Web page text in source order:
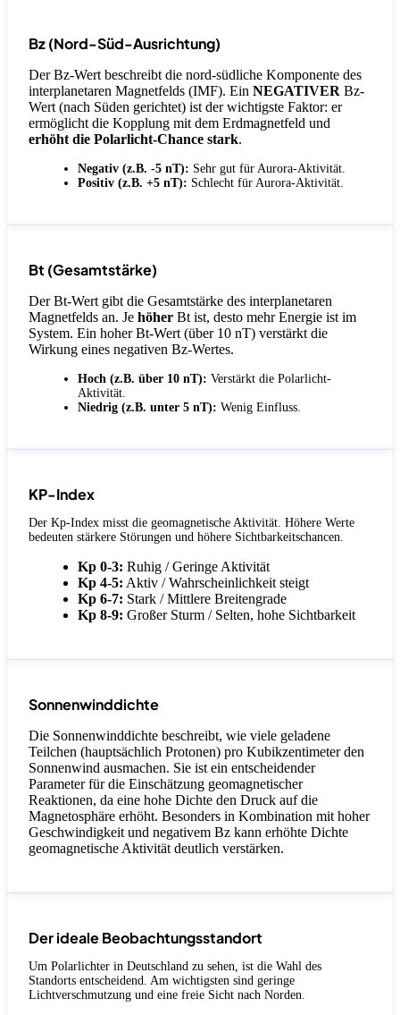
Bz (Nord-Süd-Ausrichtung)
Der Bz-Wert beschreibt die nord-südliche Komponente des
interplanetaren Magnetfelds (IMF). Ein NEGATIVER Bz-
Wert (nach Süden gerichtet) ist der wichtigste Faktor: er
ermöglicht die Kopplung mit dem Erdmagnetfeld und
erhöht die Polarlicht-Chance stark.
Negativ (z.B. -5 nT): Sehr gut für Aurora-Aktivität.
Positiv (z.B. +5 nT): Schlecht für Aurora-Aktivität.
Bt (Gesamtstärke)
Der Bt-Wert gibt die Gesamtstärke des interplanetaren
Magnetfelds an. Je höher Bt ist, desto mehr Energie ist im
System. Ein hoher Bt-Wert (über 10 nT) verstärkt die
Wirkung eines negativen Bz-Wertes.
Hoch (z.B. über 10 nT): Verstärkt die Polarlicht-
Aktivität.
Niedrig (z.B. unter 5 nT): Wenig Einfluss.
KP-Index
Der Kp-Index misst die geomagnetische Aktivität. Höhere Werte
bedeuten stärkere Störungen und höhere Sichtbarkeitschancen.
Kp 0-3: Ruhig / Geringe Aktivität
Kp 4-5: Aktiv / Wahrscheinlichkeit steigt
Kp 6-7: Stark / Mittlere Breitengrade
Kp 8-9: Großer Sturm / Selten, hohe Sichtbarkeit
Sonnenwinddichte
Die Sonnenwinddichte beschreibt, wie viele geladene
Teilchen (hauptsächlich Protonen) pro Kubikzentimeter den
Sonnenwind ausmachen. Sie ist ein entscheidender
Parameter für die Einschätzung geomagnetischer
Reaktionen, da eine hohe Dichte den Druck auf die
Magnetosphäre erhöht. Besonders in Kombination mit hoher
Geschwindigkeit und negativem Bz kann erhöhte Dichte
geomagnetische Aktivität deutlich verstärken.
Der ideale Beobachtungsstandort
Um Polarlichter in Deutschland zu sehen, ist die Wahl des
Standorts entscheidend. Am wichtigsten sind geringe
Lichtverschmutzung und eine freie Sicht nach Norden.